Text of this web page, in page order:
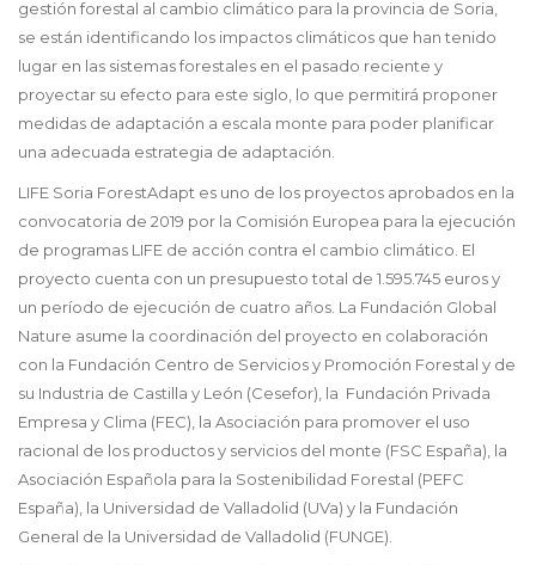
gestión forestal al cambio climático para la provincia de Soria,
se están identificando los impactos climáticos que han tenido
lugar en las sistemas forestales en el pasado reciente y
proyectar su efecto para este siglo, lo que permitirá proponer
medidas de adaptación a escala monte para poder planificar
una adecuada estrategia de adaptación.
LIFE Soria ForestAdapt es uno de los proyectos aprobados en la
convocatoria de 2019 por la Comisión Europea para la ejecución
de programas LIFE de acción contra el cambio climático. El
proyecto cuenta con un presupuesto total de 1.595.745 euros y
un período de ejecución de cuatro años. La Fundación Global
Nature asume la coordinación del proyecto en colaboración
con la Fundación Centro de Servicios y Promoción Forestal y de
su Industria de Castilla y León (Cesefor), la Fundación Privada
Empresa y Clima (FEC), la Asociación para promover el uso
racional de los productos y servicios del monte (FSC España), la
Asociación Española para la Sostenibilidad Forestal (PEFC
España), la Universidad de Valladolid (UVa) y la Fundación
General de la Universidad de Valladolid (FUNGE).